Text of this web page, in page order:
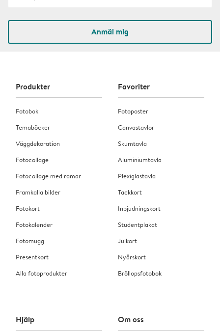
Anmäl mig
Produkter
Fotobok
Temaböcker
Väggdekoration
Fotocollage
Fotocollage med ramar
Framkalla bilder
Fotokort
Fotokalender
Fotomugg
Presentkort
Alla fotoprodukter
Favoriter
Fotoposter
Canvastavlor
Skumtavla
Aluminiumtavla
Plexiglastavla
Tackkort
Inbjudningskort
Studentplakat
Julkort
Nyårskort
Bröllopsfotobok
Hjälp Om oss